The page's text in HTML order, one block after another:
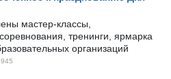
мастер-классы,
тренинги, ярмарка
организаций